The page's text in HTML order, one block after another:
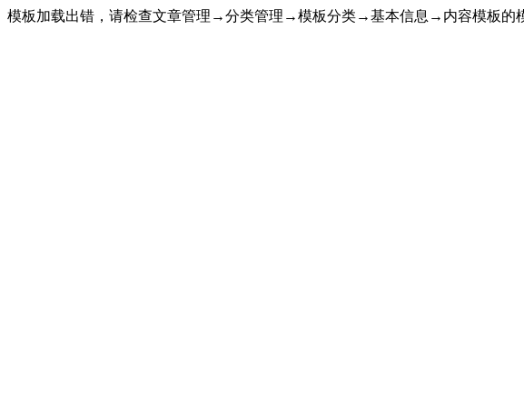
模板加载出错，请检查文章管理→分类管理→模板分类→基本信息→内容模板的